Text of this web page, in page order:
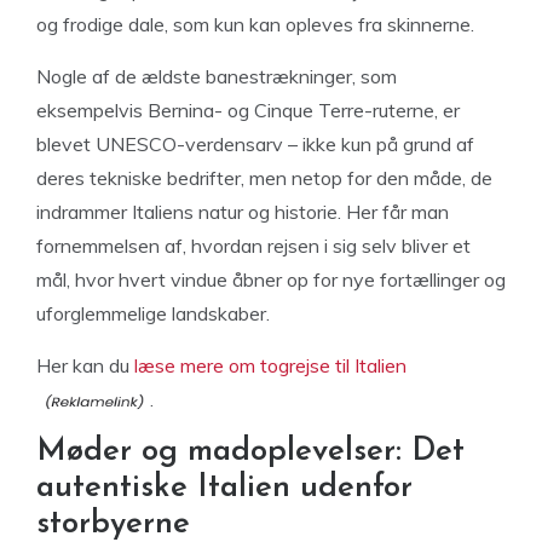
og frodige dale, som kun kan opleves fra skinnerne.
Nogle af de ældste banestrækninger, som
eksempelvis Bernina- og Cinque Terre-ruterne, er
blevet UNESCO-verdensarv – ikke kun på grund af
deres tekniske bedrifter, men netop for den måde, de
indrammer Italiens natur og historie. Her får man
fornemmelsen af, hvordan rejsen i sig selv bliver et
mål, hvor hvert vindue åbner op for nye fortællinger og
uforglemmelige landskaber.
Her kan du læse mere om togrejse til Italien
Møder og madoplevelser: Det
autentiske Italien udenfor
storbyerne